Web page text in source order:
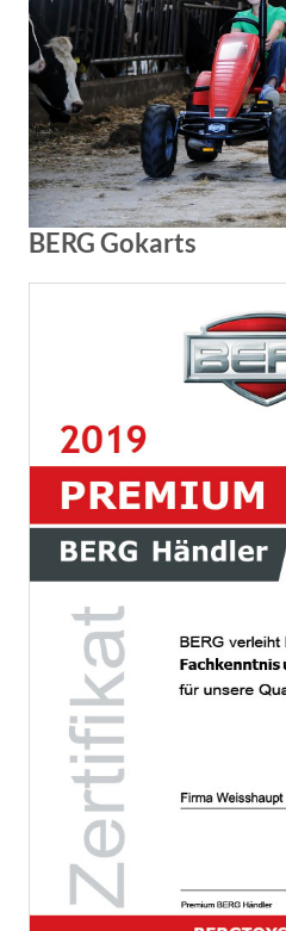
Bikes
BERG Gokarts